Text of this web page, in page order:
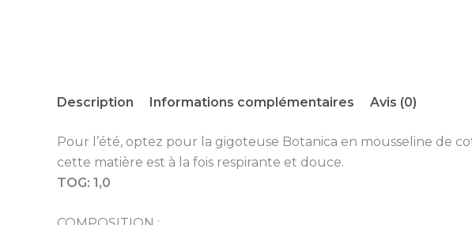
Description Informations complémentaires Avis (0)
Pour l’été, optez pour la gigoteuse Botanica en mousseline de
cette matière est à la fois respirante et douce.
TOG: 1,0